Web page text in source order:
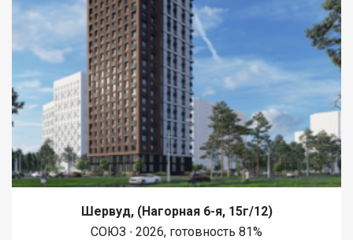
Шервуд, (Нагорная 6-я, 15г/12)
СОЮЗ ∙ 2026, готовность 81%